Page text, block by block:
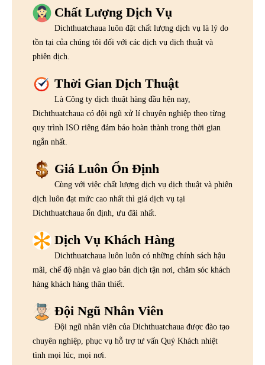
Chất Lượng Dịch Vụ
Dichthuatchaua luôn đặt chất lượng dịch vụ là lý do
tồn tại của chúng tôi đối với các dịch vụ dịch thuật và
phiên dịch.
Thời Gian Dịch Thuật
Là Công ty dịch thuật hàng đầu hện nay,
Dichthuatchaua có đội ngũ xử lí chuyên nghiệp theo từng
quy trình ISO riêng đảm bảo hoàn thành trong thời gian
ngắn nhất.
Giá Luôn Ổn Định
Cùng với việc chất lượng dịch vụ dịch thuật và phiên
dịch luôn đạt mức cao nhất thì giá dịch vụ tại
Dichthuatchaua ổn định, ưu đãi nhất.
Dịch Vụ Khách Hàng
Dichthuatchaua luôn luôn có những chính sách hậu
mãi, chế độ nhận và giao bản dịch tận nơi, chăm sóc khách
hàng khách hàng thân thiết.
Đội Ngũ Nhân Viên
Đội ngũ nhân viên của Dichthuatchaua được đào tạo
chuyên nghiệp, phục vụ hỗ trợ tư vấn Quý Khách nhiệt
tình mọi lúc, mọi nơi.